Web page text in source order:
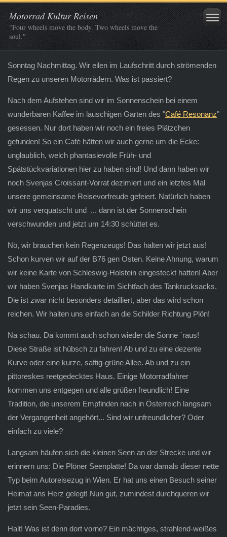
Motorrad Kultur Reisen
"Four wheels move the body. Two wheels move the
soul."
Sonntag Nachmittag. Wir eilen im Laufschritt durch strömenden
Regen zu unseren Motorrädern. Was ist passiert?
Nach dem Aufstehen sind wir im Sonnenschein bei einem
wunderbaren Kaffee im lauschigen Garten des "Café Resonanz"
gesessen. Nur dort haben wir noch ein freies Plätzchen
gefunden! So ein Café hätten wir auch gerne um die Ecke:
unglaublich, welch phantasievolle Früh- und
Spätstückvariationen hier zu haben sind! Und dann haben wir
noch Svenjas Croissant-Vorrat dezimiert und ein letztes Mal
unsere gemeinsame Reisevorfreude gefeiert. Natürlich haben
wir uns verquatscht und ... dann ist der Sonnenschein
verschwunden und jetzt um 14:30 schüttet es.
Nö, wir brauchen kein Regenzeugs! Das halten wir jetzt aus!
Schon kurven wir auf der B76 gen Osten. Keine Ahnung, warum
wir keine Karte von Schleswig-Holstein eingesteckt hatten! Aber
wir haben Svenjas Handkarte im Sichtfach des Tankrucksacks.
Die ist zwar nicht besonders detailliert, aber das wird schon
reichen. Wir halten uns einfach an die Schilder Richtung Plön!
Na schau. Da kommt auch schon wieder die Sonne ´raus!
Diese Straße ist hübsch zu fahren! Ab und zu eine dezente
Kurve oder eine kurze, saftig-grüne Allee. Ab und zu ein
pittoreskes reetgedecktes Haus. Einige Motorradfahrer
kommen uns entgegen und alle grüßen freundlich! Eine
Tradition, die unserem Empfinden nach in Österreich langsam
der Vergangenheit angehört... Sind wir unfreundlicher? Oder
einfach zu viele?
Langsam häufen sich die kleinen Seen an der Strecke und wir
erinnern uns: Die Plöner Seenplatte! Da war damals dieser nette
Typ beim Autoreisezug in Wien. Er hat uns einen Besuch seiner
Heimat ans Herz gelegt! Nun gut, zumindest durchqueren wir
jetzt sein Seen-Paradies.
Halt! Was ist denn dort vorne? Ein mächtiges, strahlend-weißes